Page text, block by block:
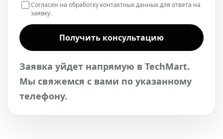
Согласен на обработку контактных данных для ответа на
заявку.
Получить консультацию
Заявка уйдет напрямую в TechMart.
Мы свяжемся с вами по указанному
телефону.